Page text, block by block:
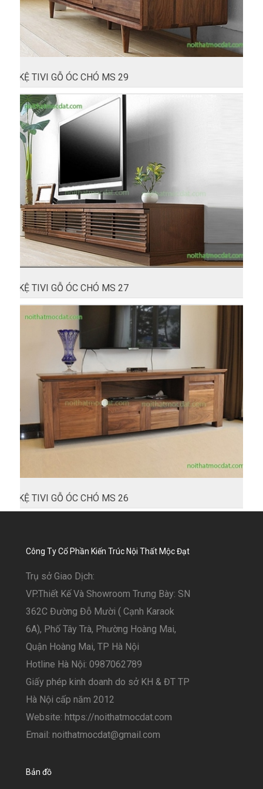
KỆ TIVI GỖ ÓC CHÓ MS 29
KỆ TIVI GỖ ÓC CHÓ MS 27
KỆ TIVI GỖ ÓC CHÓ MS 26
Công Ty Cổ Phần Kiến Trúc Nội Thất Mộc Đạt
Trụ sở Giao Dịch:
VP.Thiết Kế Và Showroom Trưng Bày: SN
362C Đường Đỗ Mười ( Cạnh Karaok
6A), Phố Tây Trà, Phường Hoàng Mai,
Quận Hoàng Mai, TP Hà Nội
Hotline Hà Nội: 0987062789
Giấy phép kinh doanh do sở KH & ĐT TP
Hà Nội cấp năm 2012
Website: https://noithatmocdat.com
Email: noithatmocdat@gmail.com
Bản đồ